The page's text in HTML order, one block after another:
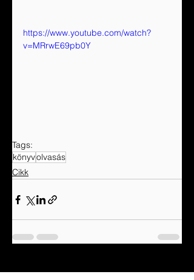
https://www.youtube.com/watch?
v=MRrwE69pb0Y
Tags:
könyvolvasás
Cikk
Recent Posts